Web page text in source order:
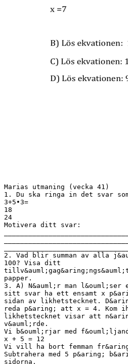
Marias utmaning (vecka 41)
1. Du ska ringa in det svar
3+5∙3=
18
24
Motivera ditt svar:
2. Vad blir summan av alla
100? Visa ditt
papper.
3. A) N&auml;r man
sitt svar ha ett ensamt x
sidan av likhetstecknet.
reda p&aring; att x = 4. Kom
likhetstecknet visar att
v&auml;rde.
Vi b&ouml;rjar med
x + 5 = 12
Vi vill ha bort femman
Subtrahera med 5 p&aring;
sidorna.